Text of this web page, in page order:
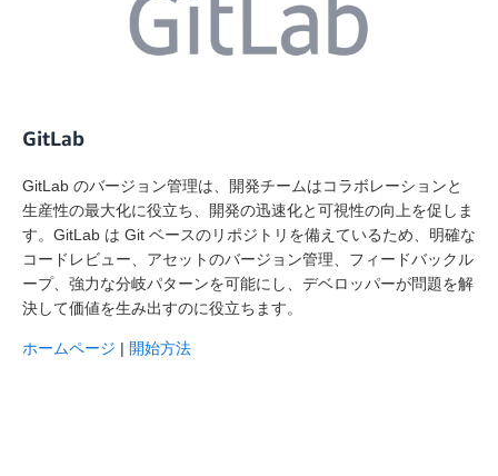
GitLab
GitLab のバージョン管理は、開発チームはコラボレーションと
生産性の最大化に役立ち、開発の迅速化と可視性の向上を促しま
す。GitLab は Git ベースのリポジトリを備えているため、明確な
コードレビュー、アセットのバージョン管理、フィードバックル
ープ、強力な分岐パターンを可能にし、デベロッパーが問題を解
決して価値を生み出すのに役立ちます。
ホームページ | 開始方法